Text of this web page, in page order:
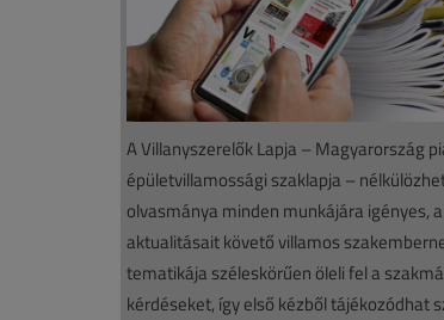
A Villanyszerelők Lapja – Magyarország
épületvillamossági szaklapja –
olvasmánya minden munkájára igényes,
aktualitásait követő villamos
tematikája széleskörűen öleli fel a
kérdéseket, így első kézből tájékozódhat